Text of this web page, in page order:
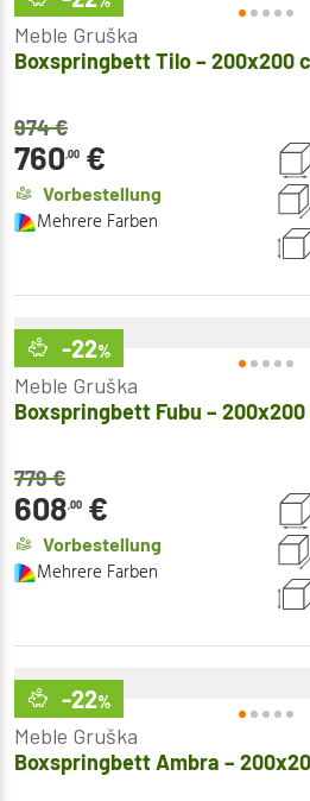
Meble Gruška
Boxspringbett Tilo – 200x200
974€
760,00 €
Vorbestellung
Mehrere Farben
-22%
Meble Gruška
Boxspringbett Fubu –
779€
608,00 €
Vorbestellung
Mehrere Farben
-22%
Meble Gruška
Boxspringbett Ambra –